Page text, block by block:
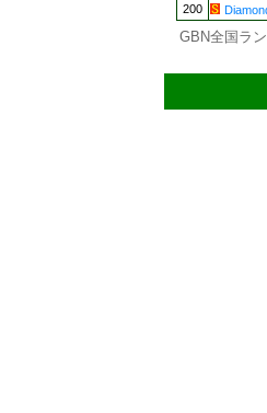
200
GBN全国ラ